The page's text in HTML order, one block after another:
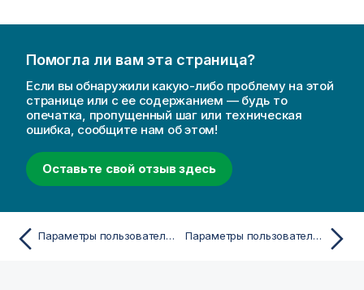
Помогла ли вам эта страница?
Если вы обнаружили какую-либо проблему на этой
странице или с ее содержанием — будь то
опечатка, пропущенный шаг или техническая
ошибка, сообщите нам об этом!
Оставьте свой отзыв здесь
Параметры пользователя: Сохранить Параметры пользователя: Дизайн